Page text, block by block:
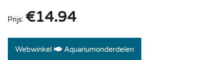
Prijs: €14.94
Webwinkel Aquariumonderdelen